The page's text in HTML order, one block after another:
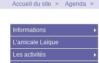
Accueil du site > Agenda >
Informations
L’amicale Laïque
Les activités